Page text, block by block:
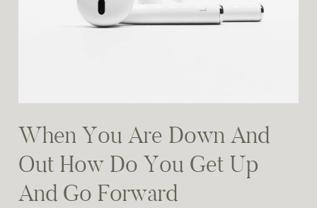
When You Are Down And
Out How Do You Get Up
And Go Forward